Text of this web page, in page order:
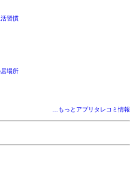
習慣
場所
…もっとアプリタレコミ情報